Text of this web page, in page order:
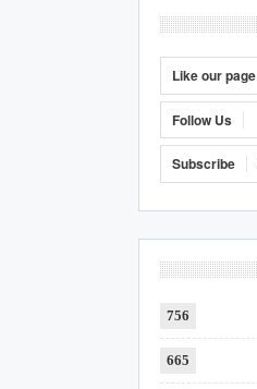
Like our page
Follow Us
Subscribe
756
665